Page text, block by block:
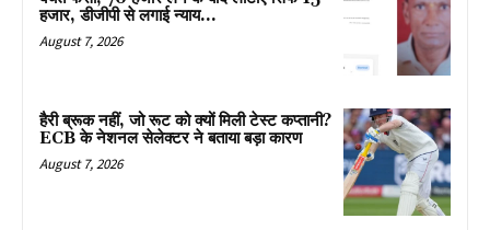
हजार, डीजीपी से लगाई न्याय...
August 7, 2026
हैरी ब्रूक नहीं, जो रूट को क्यों मिली टेस्ट कप्तानी?
ECB के नेशनल सेलेक्टर ने बताया बड़ा कारण
August 7, 2026